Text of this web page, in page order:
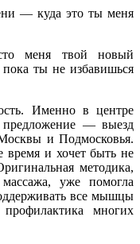
— куда это ты меня
меня твой новый
ты не избавишься
Именно в центре
предложение — выезд
и Подмосковья.
время и хочет быть не
методи­ка,
массажа, уже помогла
все мышцы
многих